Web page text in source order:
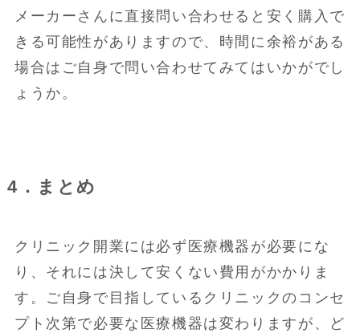
メーカーさんに直接問い合わせると安く購入で
きる可能性がありますので、時間に余裕がある
場合はご自身で問い合わせてみてはいかがでし
ょうか。
4．まとめ
クリニック開業には必ず医療機器が必要にな
り、それには決して安くない費用がかかりま
す。ご自身で目指しているクリニックのコンセ
プト次第で必要な医療機器は変わりますが、ど